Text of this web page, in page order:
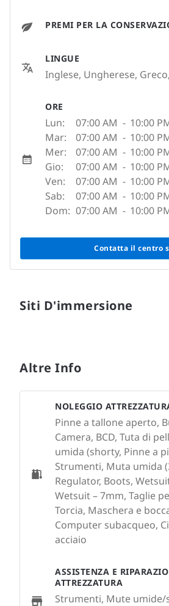
PREMI PER LA
LINGUE
Inglese, Ungherese,
ORE
Lun: 07:00 AM - 10:00
Mar:
07:00 AM - 10:00
Mer:
07:00 AM - 10:00
Gio:
07:00 AM - 10:00
Ven:
07:00 AM - 10:00
Sab:
07:00 AM - 10:00
Dom: 07:00 AM - 10:00
Contatta il centro
Siti D'immersione
Altre Info
NOLEGGIO
Pinne a tallone aperto,
Camera, BCD, Tuta di
umida (shorty, Pinne a
Strumenti, Muta umida
Regulator, Boots,
Wetsuit – 7mm, Taglie
Torcia, Maschera e
Computer subacqueo,
acciaio
ASSISTENZA E
ATTREZZATURA
Strumenti, Mute umide/